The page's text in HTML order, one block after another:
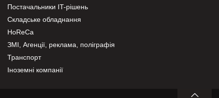
Постачальники IT-рішень
Складське обладнання
HoReCa
ЗМІ, Агенції, реклама, поліграфія
Транспорт
Іноземні компанії